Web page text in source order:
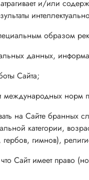
и/или
образом
данных,
Сайта;
международных норм
на Сайте бранных
категории,
гимнов),
Сайт имеет право